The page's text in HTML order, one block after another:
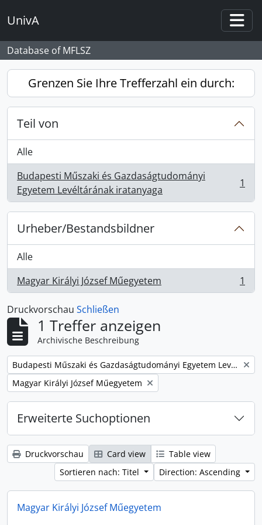
UnivA
Database of MFLSZ
Grenzen Sie Ihre Trefferzahl ein durch:
Teil von
Alle
Budapesti Műszaki és Gazdaságtudományi
Egyetem Levéltárának iratanyaga
, 1 Ergebnisse 1
Urheber/Bestandsbildner
Alle
Magyar Királyi József Műegyetem
, 1 Ergebnisse 1
Druckvorschau Schließen
1 Treffer anzeigen
Archivische Beschreibung
Remove filter:
Budapesti Műszaki és Gazdaságtudományi Egyetem Levéltárának iratanyaga
Remove filter:
Magyar Királyi József Műegyetem
Erweiterte Suchoptionen
Druckvorschau Card view
Table view
Sortieren nach: Titel
Direction: Ascending
Magyar Királyi József Műegyetem